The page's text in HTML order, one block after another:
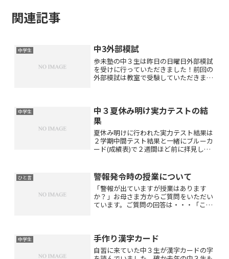
関連記事
中学生 中3外部模試
歩未塾の中３生は昨日の日曜日外部模試
を受けに行っていただきました！前回の
外部模試は教室で受験していただきまし
しょうか⁉︎結果を楽しみ...
中学生
中３夏休み明け実力テストの結
果
夏休み明けに行われた実力テスト結果は
２学期中間テスト結果と一緒にブルーカ
ード(成績表)で２週間ほど前に拝見しま
アップしているかどうかは５教科合計の
学年順位でわかりますね...
ひと言 警報発令時の授業について
「警報が出ていますが授業はあります
か？」お母さま方からご質問をいただい
ています。ご質問の回答は・・・「こち
ほど酷い風雨でない限り通常...
中学生 手作り漢字カード
自習に来ていた中３生が漢字カードの字